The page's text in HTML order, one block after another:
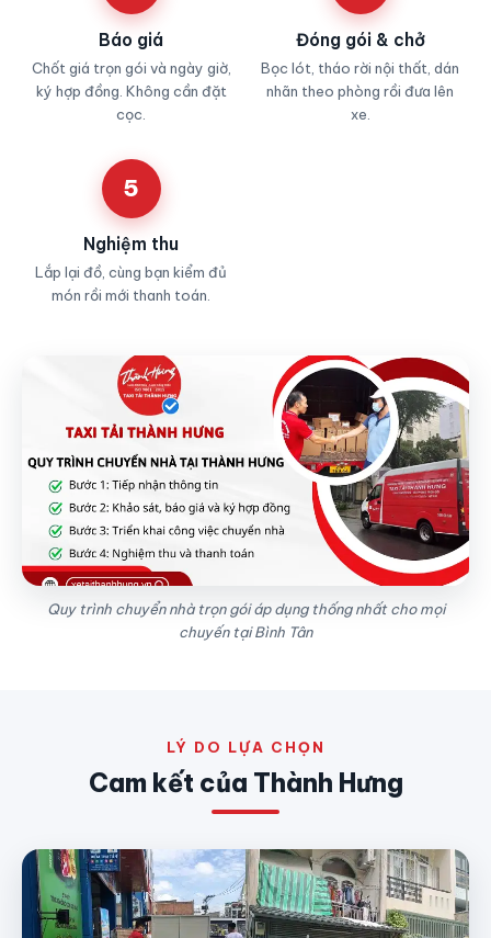
Báo giá
Chốt giá trọn gói và ngày giờ,
ký hợp đồng. Không cần đặt
cọc.
Đóng gói & chở
Bọc lót, tháo rời nội thất, dán
nhãn theo phòng rồi đưa lên
xe.
5
Nghiệm thu
Lắp lại đồ, cùng bạn kiểm đủ
món rồi mới thanh toán.
Quy trình chuyển nhà trọn gói áp dụng thống nhất cho mọi
chuyến tại Bình Tân
LÝ DO LỰA CHỌN
Cam kết của Thành Hưng